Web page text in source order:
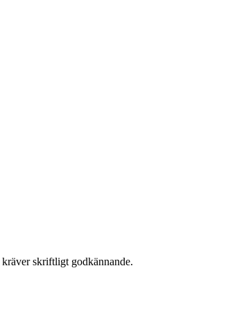
skriftligt godkännande.